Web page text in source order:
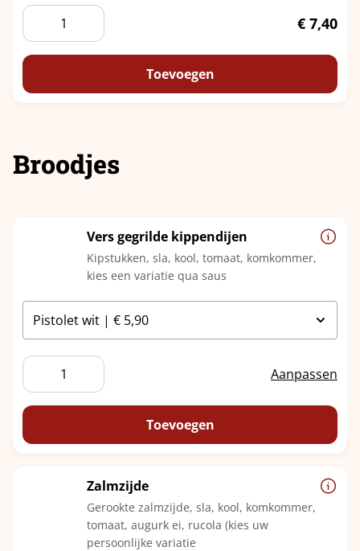
Wrap
Zalm
Roomkaas
€ 7,40
Toevoegen
Broodjes
Vers gegrilde kippendijen
Kipstukken, sla, kool, tomaat, komkommer,
kies een variatie qua saus
Vers
gegrilde
kippendijen
Aanpassen
Toevoegen
Zalmzijde
Gerookte zalmzijde, sla, kool, komkommer,
tomaat, augurk ei, rucola (kies uw
persoonlijke variatie